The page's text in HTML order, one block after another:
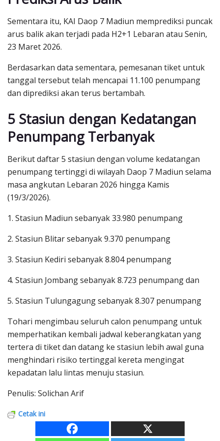
Sementara itu, KAI Daop 7 Madiun memprediksi puncak
arus balik akan terjadi pada H2+1 Lebaran atau Senin,
23 Maret 2026.
Berdasarkan data sementara, pemesanan tiket untuk
tanggal tersebut telah mencapai 11.100 penumpang
dan diprediksi akan terus bertambah.
5 Stasiun dengan Kedatangan
Penumpang Terbanyak
Berikut daftar 5 stasiun dengan volume kedatangan
penumpang tertinggi di wilayah Daop 7 Madiun selama
masa angkutan Lebaran 2026 hingga Kamis
(19/3/2026).
1. Stasiun Madiun sebanyak 33.980 penumpang
2. Stasiun Blitar sebanyak 9.370 penumpang
3. Stasiun Kediri sebanyak 8.804 penumpang
4. Stasiun Jombang sebanyak 8.723 penumpang dan
5. Stasiun Tulungagung sebanyak 8.307 penumpang
Tohari mengimbau seluruh calon penumpang untuk
memperhatikan kembali jadwal keberangkatan yang
tertera di tiket dan datang ke stasiun lebih awal guna
menghindari risiko tertinggal kereta mengingat
kepadatan lalu lintas menuju stasiun.
Penulis: Solichan Arif
Cetak ini